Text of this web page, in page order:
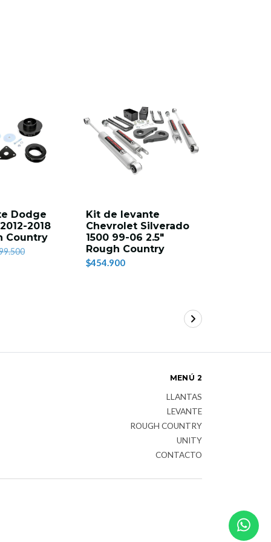
Dodge
2018
Country
Kit de levante
Chevrolet Silverado
1500 99-06 2.5"
Rough Country
$454.900
MENÚ 2
LLANTAS
LEVANTE
ROUGH COUNTRY
UNITY
CONTACTO